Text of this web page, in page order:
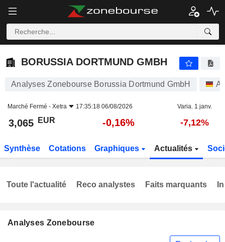
BORUSSIA DORTMUND GMBH
BORUSSIA DORTMUND GMBH
Analyses Zonebourse Borussia Dortmund GmbH
Marché Fermé - Xetra 17:35:18 06/08/2026 Varia. 1 janv.
3,065 EUR -0,16% -7,12%
Synthèse Cotations Graphiques Actualités
Analyses Zonebourse
Toute l'actualité Reco analystes Faits marquants